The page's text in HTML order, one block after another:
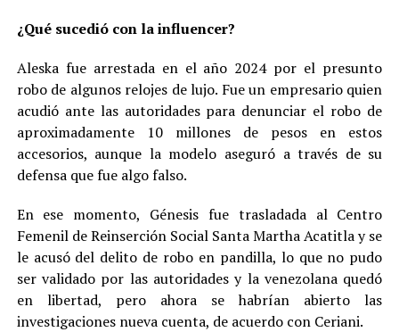
¿Qué sucedió con la influencer?
Aleska fue arrestada en el año 2024 por el presunto
robo de algunos relojes de lujo. Fue un empresario quien
acudió ante las autoridades para denunciar el robo de
aproximadamente 10 millones de pesos en estos
accesorios, aunque la modelo aseguró a través de su
defensa que fue algo falso.
En ese momento, Génesis fue trasladada al Centro
Femenil de Reinserción Social Santa Martha Acatitla y se
le acusó del delito de robo en pandilla, lo que no pudo
ser validado por las autoridades y la venezolana quedó
en libertad, pero ahora se habrían abierto las
investigaciones nueva cuenta, de acuerdo con Ceriani.